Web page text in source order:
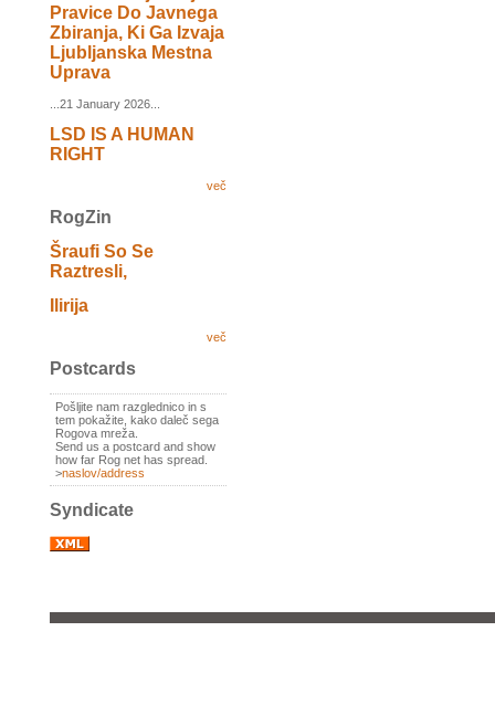
Pravice Do Javnega
Zbiranja, Ki Ga Izvaja
Ljubljanska Mestna
Uprava
...21 January 2026...
LSD IS A HUMAN
RIGHT
več
RogZin
Šraufi So Se
Raztresli,
Ilirija
več
Postcards
Pošljite nam razglednico in s
tem pokažite, kako daleč sega
Rogova mreža.
Send us a postcard and show
how far Rog net has spread.
>naslov/address
Syndicate